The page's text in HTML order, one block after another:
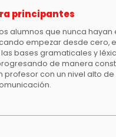
principantes
alumnos que nunca hayan
empezar desde cero,
bases gramaticales y
de manera
profesor con un nivel alto